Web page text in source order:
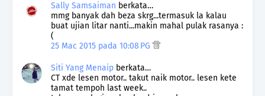
Sally Samsaiman berkata…
mmg banyak dah beza skrg...termasuk la kalau
buat ujian litar nanti...makin mahal pulak rasanya :
(
25 Mac 2015 pada 10:08 PG
Siti Yang Menaip berkata…
CT xde lesen motor.. takut naik motor.. lesen kete
tamat tempoh last week..